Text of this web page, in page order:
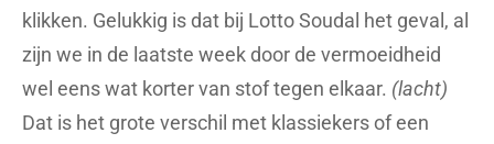
klikken. Gelukkig is dat bij Lotto Soudal het geval, al
zijn we in de laatste week door de vermoeidheid
wel eens wat korter van stof tegen elkaar. (lacht)
Dat is het grote verschil met klassiekers of een